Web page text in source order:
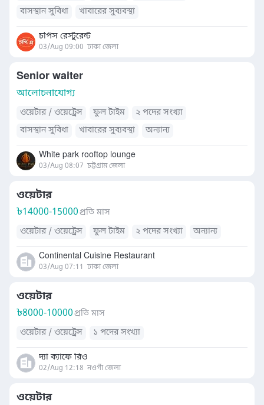
বাসস্থান সুবিধা
খাবারের সুব্যবস্থা
চপিস রেস্টুরেন্ট
03/Aug 09:00 ঢাকা জেলা
Senior waiter
আলোচনাযোগ্য
ওয়েটার / ওয়েট্রেস ফুল টাইম
২ পদের সংখ্যা
বাসস্থান সুবিধা
খাবারের সুব্যবস্থা অন্যান্য
White park rooftop lounge
03/Aug 08:07 চট্টগ্রাম জেলা
ওয়েটার
৳14000-15000প্রতি মাস
ওয়েটার / ওয়েট্রেস
ফুল টাইম ২ পদের সংখ্যা অন্যান্য
Continental Cuisine Restaurant
03/Aug 07:11 ঢাকা জেলা
ওয়েটার
৳8000-10000প্রতি মাস
ওয়েটার / ওয়েট্রেস
১ পদের সংখ্যা
দ্যা ক্যাফে রিও
02/Aug 12:18 নওগাঁ জেলা
ওয়েটার